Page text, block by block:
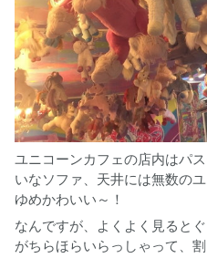
ユニコーンカフェの店内はパ
いなソファ、天井には無数の
ゆめかわいい～！
なんですが、よくよく見ると
がちらほらいらっしゃって、